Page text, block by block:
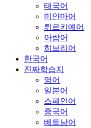
태국어
미얀마어
튀르키예어
아랍어
히브리어
한국어
진짜학습지
영어
일본어
스페인어
중국어
베트남어